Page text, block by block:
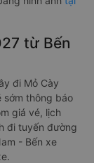
từ Bến
đi Mỏ Cày
sớm thông báo
giá vé, lịch
đi tuyến đường
- Bến xe